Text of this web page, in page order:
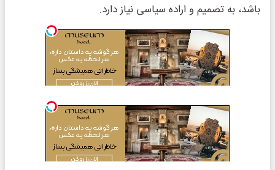
باشد، به تصمیم و اراده سیاسی نیاز دارد.